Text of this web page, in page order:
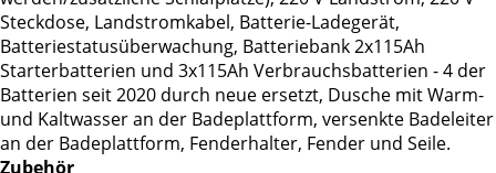
Steckdose, Landstromkabel, Batterie-Ladegerät,
Batteriestatusüberwachung, Batteriebank 2x115Ah
Starterbatterien und 3x115Ah Verbrauchsbatterien - 4 der
Batterien seit 2020 durch neue ersetzt, Dusche mit Warm-
und Kaltwasser an der Badeplattform, versenkte Badeleiter
an der Badeplattform, Fenderhalter, Fender und Seile.
Zubehör